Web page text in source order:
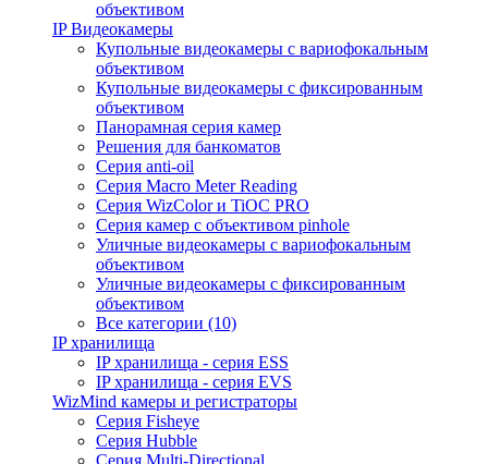
объективом
IP Видеокамеры
Купольные видеокамеры с вариофокальным
объективом
Купольные видеокамеры с фиксированным
объективом
Панорамная серия камер
Решения для банкоматов
Серия anti-oil
Серия Macro Meter Reading
Серия WizColor и TiOC PRO
Серия камер с объективом pinhole
Уличные видеокамеры с вариофокальным
объективом
Уличные видеокамеры с фиксированным
объективом
Все категории (10)
IP хранилища
IP хранилища - серия ESS
IP хранилища - серия EVS
WizMind камеры и регистраторы
Серия Fisheye
Серия Hubble
Серия Multi-Directional